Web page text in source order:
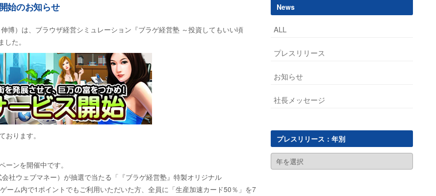
始のお知らせ
博）は、ブラウザ経営シミュレーション『ブラゲ経営塾 ～投資してもいい頃
た。
ります。
ーンを開催中です。
社ウェブマネー）が抽選で当たる「『ブラゲ経営塾』特製オリジナル
ーム内で1ポイントでもご利用いただいた方、全員に「生産加速カード50％」を7
News
ALL
プレスリリース
お知らせ
社長メッセージ
プレスリリース：年別